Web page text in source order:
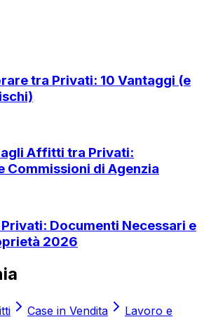
tra Privati: 10 Vantaggi (e
Affitti tra Privati:
Commissioni di Agenzia
Documenti Necessari e
2026
Case in Vendita Lavoro e